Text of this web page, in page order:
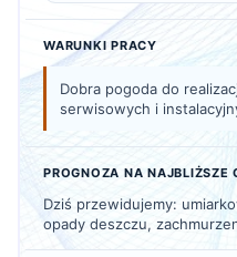
WARUNKI PRACY
Dobra pogoda do
serwisowych i
PROGNOZA NA NAJBLIŻSZE
Dziś przewidujemy:
opady deszczu,